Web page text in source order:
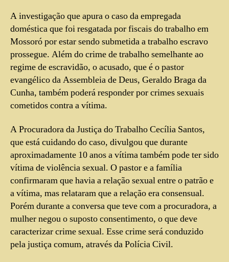
A investigação que apura o caso da empregada
doméstica que foi resgatada por fiscais do trabalho em
Mossoró por estar sendo submetida a trabalho escravo
prossegue. Além do crime de trabalho semelhante ao
regime de escravidão, o acusado, que é o pastor
evangélico da Assembleia de Deus, Geraldo Braga da
Cunha, também poderá responder por crimes sexuais
cometidos contra a vítima.
A Procuradora da Justiça do Trabalho Cecília Santos,
que está cuidando do caso, divulgou que durante
aproximadamente 10 anos a vítima também pode ter sido
vítima de violência sexual. O pastor e a família
confirmaram que havia a relação sexual entre o patrão e
a vítima, mas relataram que a relação era consensual.
Porém durante a conversa que teve com a procuradora, a
mulher negou o suposto consentimento, o que deve
caracterizar crime sexual. Esse crime será conduzido
pela justiça comum, através da Polícia Civil.